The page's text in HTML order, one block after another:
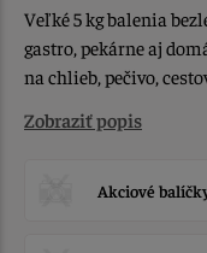
Veľké 5 kg balenia
gastro, pekárne aj
na chlieb, pečivo,
Zobraziť popis
Akciové